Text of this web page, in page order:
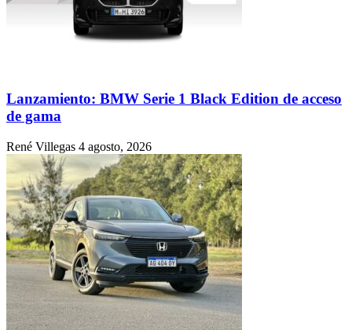
Lanzamiento: BMW Serie 1 Black Edition de acceso
de gama
René Villegas 4 agosto, 2026